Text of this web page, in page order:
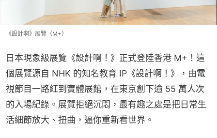
《設計啊》展覽（M+）
日本現象級展覽《設計啊！》正式登陸香港 M+！這
個展覽源自 NHK 的知名教育 IP《設計啊！》，由電
視節目一路紅到實體展館，在東京創下逾 55 萬人次
的入場紀錄。展覽拒絕沉悶，最有趣之處是把日常生
活細節放大、扭曲，逼你重新看世界。